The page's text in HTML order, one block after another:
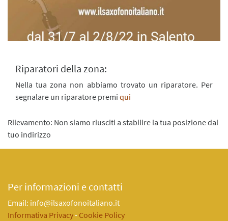
Riparatori della zona:
Nella tua zona non abbiamo trovato un riparatore. Per
segnalare un riparatore premi qui
Rilevamento: Non siamo riusciti a stabilire la tua posizione dal
tuo indirizzo
Per informazioni e contatti
Email: info@ilsaxofonoitaliano.it
Informativa Privacy- Cookie Policy